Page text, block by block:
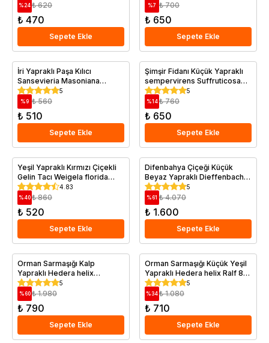
%24 ₺ 620
₺ 470
Sepete Ekle
%7 ₺ 700
₺ 650
Sepete Ekle
İri Yapraklı Paşa Kılıcı
Sansevieria Masoniana
Congo 10 20 cm
5
% 9 ₺ 560
₺ 510
Sepete Ekle
Şimşir Fidanı Küçük Yapraklı
sempervirens Suffruticosa
20 40 cm Saksıda
5
%14 ₺ 760
₺ 650
Sepete Ekle
Yeşil Yapraklı Kırmızı Çiçekli
Gelin Tacı Weigela florida
Newport Red4.83
%40 ₺ 860
₺ 520
Sepete Ekle
Difenbahya Çiçeği Küçük
Beyaz Yapraklı Dieffenbachia
Camilla 20 40 cm Saksıda
5
% 61 ₺ 4.070
₺ 1.600
Sepete Ekle
Orman Sarmaşığı Kalp
Yapraklı Hedera helix
Teardrop 80 100 cm Saksıda
5
% 60 ₺ 1.980
₺ 790
Sepete Ekle
Orman Sarmaşığı Küçük Yeşil
Yapraklı Hedera helix Ralf 80
100 cm
5
%34 ₺ 1.080
₺ 710
Sepete Ekle